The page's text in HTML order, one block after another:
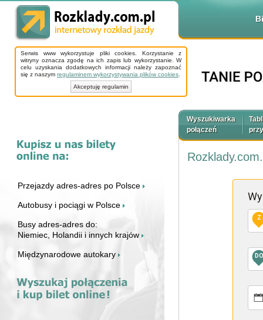
Serwis www wykorzystuje pliki cookies. Korzystanie z
witryny oznacza zgodę na ich zapis lub wykorzystanie. W
celu uzyskania dodatkowych informacji należy zapoznać
się z naszym regulaminem wykorzystywania plików cookies
Akceptuję regulamin
Przejazdy adres-adres po Polsce
Autobusy i pociągi w Polsce
Busy adres-adres do:
Niemiec, Holandii i innych krajów
Międzynarodowe autokary
Wyszukiwarka
połączeń
Z
DO